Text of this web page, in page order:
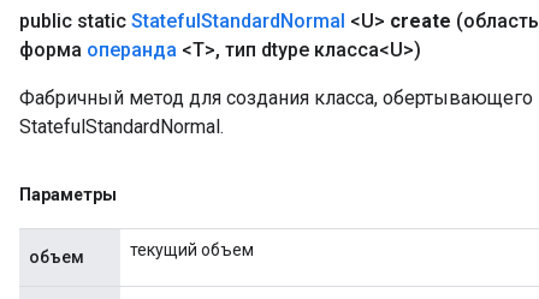
public static StatefulStandardNormal <U> create
форма операнда <T>, тип dtype класса<U>)
Фабричный метод для создания класса,
StatefulStandardNormal.
Параметры
объем текущий объем